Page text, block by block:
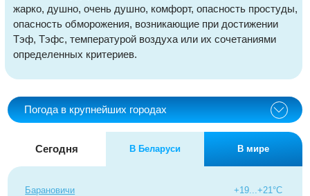
жарко, душно, очень душно, комфорт, опасность простуды,
опасность обморожения, возникающие при достижении
Тэф, Тэфс, температурой воздуха или их сочетаниями
определенных критериев.
Погода в крупнейших городах
Сегодня В Беларуси В мире
Барановичи
+19...+21°C